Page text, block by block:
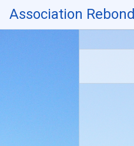
Association